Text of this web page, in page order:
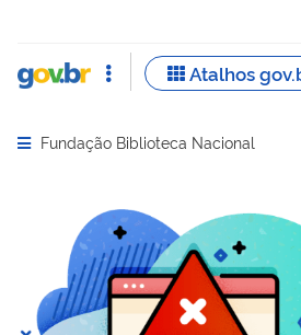
Abrir menu principal de navegação
Fundação Biblioteca Nacional